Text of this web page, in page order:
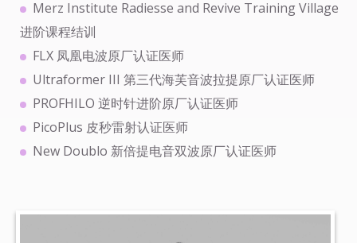
Merz Institute Radiesse and Revive Training Village
进阶课程结训
FLX 凤凰电波原厂认证医师
Ultraformer III 第三代海芙音波拉提原厂认证医师
PROFHILO 逆时针进阶原厂认证医师
PicoPlus 皮秒雷射认证医师
New Doublo 新倍提电音双波原厂认证医师